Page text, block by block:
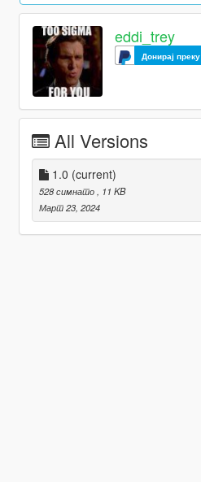
eddi_trey
Донирај преку
All Versions
1.0 (current)
528 симнато
, 11 KB
Март 23, 2024